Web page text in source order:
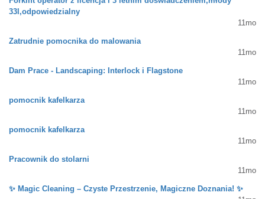
33l,odpowiedzialny
11mo
Zatrudnie pomocnika do malowania
11mo
Dam Prace - Landscaping: Interlock i Flagstone
11mo
pomocnik kafelkarza
11mo
pomocnik kafelkarza
11mo
Pracownik do stolarni
11mo
✨ Magic Cleaning – Czyste Przestrzenie, Magiczne Doznania! ✨